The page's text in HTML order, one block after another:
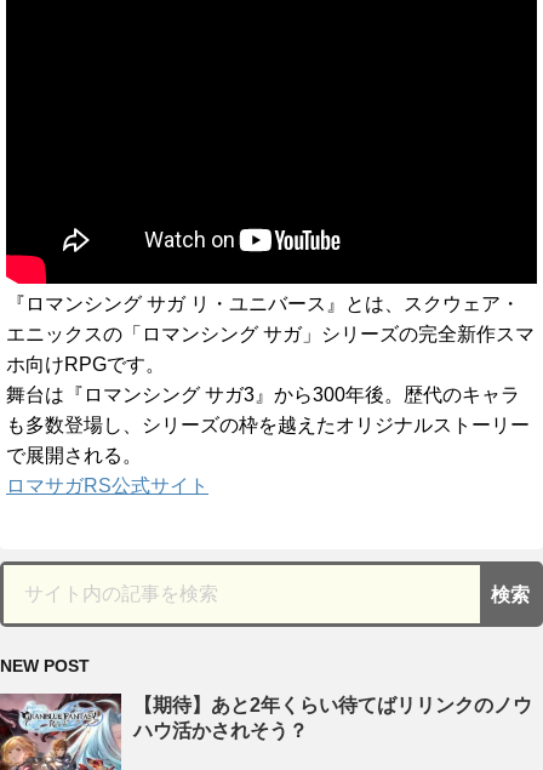
『ロマンシング サガ リ・ユニバース』とは、スクウェア・
エニックスの「ロマンシング サガ」シリーズの完全新作スマ
ホ向けRPGです。
舞台は『ロマンシング サガ3』から300年後。歴代のキャラ
も多数登場し、シリーズの枠を越えたオリジナルストーリー
で展開される。
ロマサガRS公式サイト
NEW POST
【期待】あと2年くらい待てばリリンクのノウ
ハウ活かされそう？